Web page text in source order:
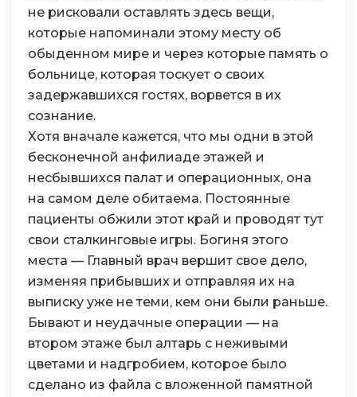
не рисковали оставлять здесь вещи,
которые напоминали этому месту об
обыденном мире и через которые память о
больнице, которая тоскует о своих
задержавшихся гостях, ворвется в их
сознание.
Хотя вначале кажется, что мы одни в этой
бесконечной анфилиаде этажей и
несбывшихся палат и операционных, она
на самом деле обитаема. Постоянные
пациенты обжили этот край и проводят тут
свои сталкинговые игры. Богиня этого
места — Главный врач вершит свое дело,
изменяя прибывших и отправляя их на
выписку уже не теми, кем они были раньше.
Бывают и неудачные операции — на
втором этаже был алтарь с неживыми
цветами и надгробием, которое было
сделано из файла с вложенной памятной